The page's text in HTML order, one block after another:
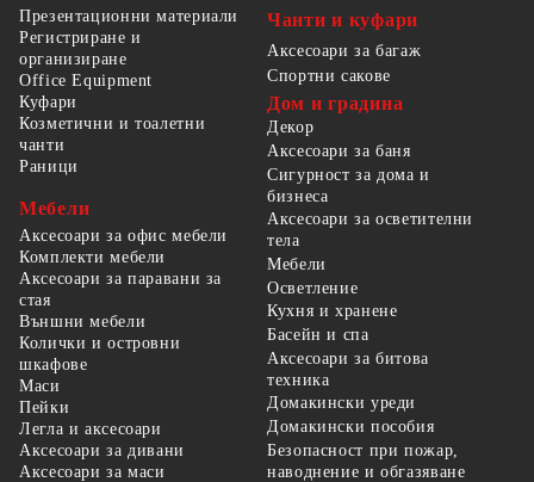
Презентационни материали
Регистриране и
организиране
Office Equipment
Чанти и куфари
Аксесоари за багаж
Спортни сакове
Куфари
Козметични и тоалетни
чанти
Раници
Мебели
Аксесоари за офис мебели
Комплекти мебели
Аксесоари за паравани за
стая
Външни мебели
Колички и островни
шкафове
Маси
Пейки
Легла и аксесоари
Аксесоари за дивани
Аксесоари за маси
Дом и градина
Декор
Аксесоари за баня
Сигурност за дома и
бизнеса
Аксесоари за осветителни
тела
Мебели
Осветление
Кухня и хранене
Басейн и спа
Аксесоари за битова
техника
Домакински уреди
Домакински пособия
Безопасност при пожар,
наводнение и обгазяване